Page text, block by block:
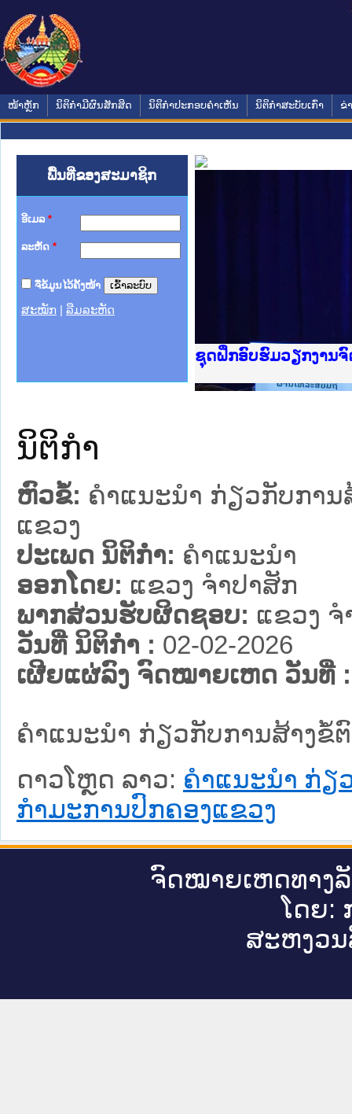
ໜ້າຫຼັກ ນິຕິກໍາມີຜົນສັກສິດ ນິຕິກໍາປະກອບຄໍາເຫັນ ນິຕິກໍາສະບັບເກົ່າ ຂ່
ພື້ນທີ່ຂອງສະມາຊິກ
ອີເມລ *
ລະຫັດ *
ຈື່ຂໍ້ມູນໄວ້ຄັ້ງໜ້າ
ສະໝັກ ລືມລະຫັດ
Ministry of Justice
ເຜີຍແຜ່ວັບໄຊຈົດໝາຍ
ກະຊວງຍຸຕິທຳ
ຊຸດຝຶກອົບຮົມວຽກງານ
ກອງປະຊຸມທົບທວນຄືນ
ຝຶກອົບຮົມ ຜູ່ປະສານງາ
ຝຶກອົບຮົມ ຜູ່ປະສານງາ
ເຜີຍແຜ່ແອັບກົດໝາຍລ
ເຜີຍແຜ່ແອັບກົດໝາຍລ
ຍົກລະດັບວຽກງານຈົດ
ຊຸດຝຶກອົບຮົມວຽກງານ
ນິຕິກໍາ
ຫົວຂໍ້: ຄຳແນະນຳ ກ່ຽວກັບກາ
ແຂວງ
ປະເພດ ນິຕິກໍາ: ຄໍາແນະນໍາ
ອອກໂດຍ: ແຂວງ ຈໍາປາສັກ
ພາກສ່ວນຮັບຜິດຊອບ: ແຂວງ ຈໍ
ວັນທີ່ ນິຕິກໍາ : 02-02-2026
ເຜີຍແຜ່ລົງ ຈົດໝາຍເຫດ ວັນທີ່ :
ຄຳແນະນຳ ກ່ຽວກັບການສ້າງຂໍ້
ດາວໂຫຼດ ລາວ: ຄຳແນະນຳ ກ່ຽ
ກຳມະການປົກຄອງແຂວງ
ຈົດ​ໝາຍ​ເຫດ​ທາງ​
ໂດຍ:
ສະ​ຫງວນ​